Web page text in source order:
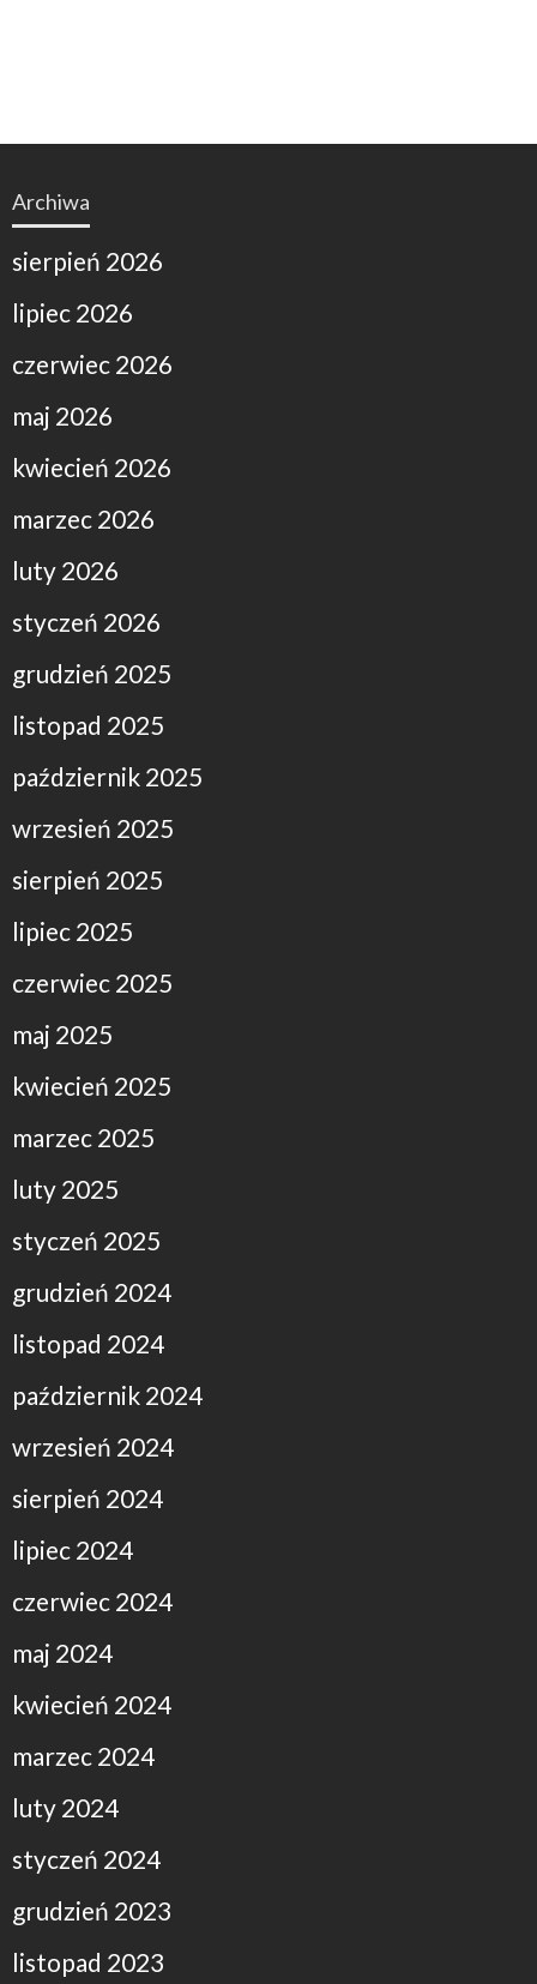
Archiwa
sierpień 2026
lipiec 2026
czerwiec 2026
maj 2026
kwiecień 2026
marzec 2026
luty 2026
styczeń 2026
grudzień 2025
listopad 2025
październik 2025
wrzesień 2025
sierpień 2025
lipiec 2025
czerwiec 2025
maj 2025
kwiecień 2025
marzec 2025
luty 2025
styczeń 2025
grudzień 2024
listopad 2024
październik 2024
wrzesień 2024
sierpień 2024
lipiec 2024
czerwiec 2024
maj 2024
kwiecień 2024
marzec 2024
luty 2024
styczeń 2024
grudzień 2023
listopad 2023